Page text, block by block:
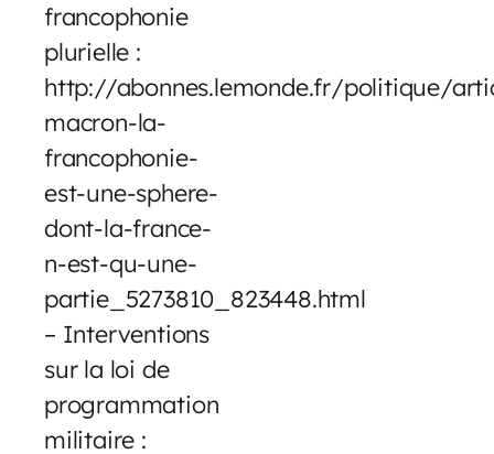
francophonie
plurielle :
http://abonnes.lemonde.fr/politique/
macron-la-
francophonie-
est-une-sphere-
dont-la-france-
n-est-qu-une-
partie_5273810_823448.html
– Interventions
sur la loi de
programmation
militaire :